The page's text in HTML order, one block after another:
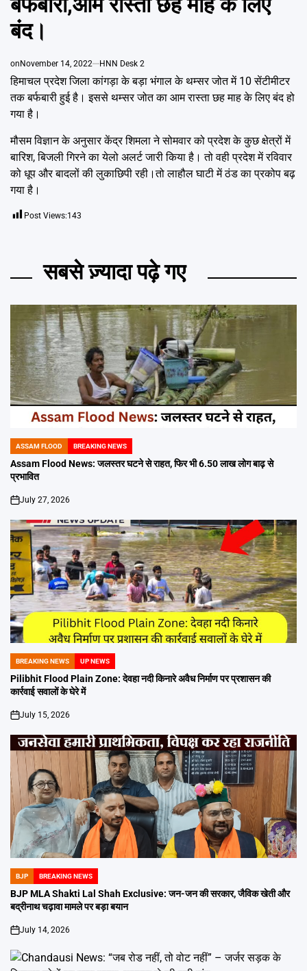
बंद।
on November 14, 2022 HNN Desk 2
हिमाचल प्रदेश जिला कांगड़ा के बड़ा भंगाल के थम्सर जोत में 10 सेंटीमीटर
तक बर्फबारी हुई है। इससे थम्सर जोत का आम रास्ता छह माह के लिए बंद हो
गया है।
मौसम विज्ञान के अनुसार केंद्र शिमला ने सोमवार को प्रदेश के कुछ क्षेत्रों में
बारिश, बिजली गिरने का येलो अलर्ट जारी किया है। तो वही प्रदेश में रविवार
को धूप और बादलों की लुकाछिपी रही।तो लाहौल घाटी में ठंड का प्रकोप बढ़
गया है।
Post Views:143
सबसे ज़्यादा पढ़े गए
POSTED
IN
ASSAM FLOOD BREAKING NEWS
Assam Flood News: जलस्तर घटने से राहत, फिर भी 6.50 लाख लोग बाढ़ से
प्रभावित
on
July 27, 2026
POSTED
IN
BREAKING NEWS UP NEWS
Pilibhit Flood Plain Zone: देवहा नदी किनारे अवैध निर्माण पर प्रशासन की
कार्रवाई सवालों के घेरे में
on
July 15, 2026
POSTED
IN
BJP BREAKING NEWS
BJP MLA Shakti Lal Shah Exclusive: जन-जन की सरकार, जैविक खेती और
बद्रीनाथ चढ़ावा मामले पर बड़ा बयान
on
July 14, 2026